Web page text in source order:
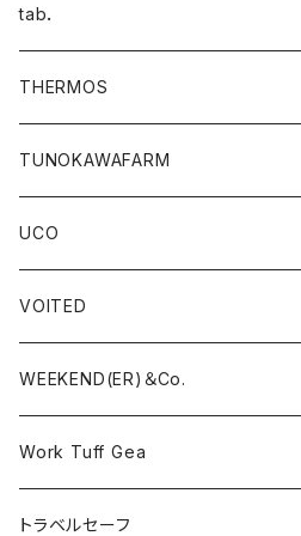
tab．
THERMOS
TUNOKAWAFARM
UCO
VOITED
WEEKEND(ER)＆Co.
Work Tuff Gea
トラベルセーフ